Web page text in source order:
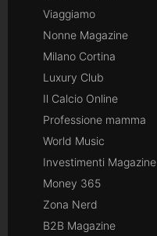
Viaggiamo
Nonne Magazine
Milano Cortina
Luxury Club
Il Calcio Online
Professione mamma
World Music
Investimenti Magazine
Money 365
Zona Nerd
B2B Magazine